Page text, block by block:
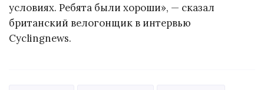
условиях. Ребята были хороши», — сказал
британский велогонщик в интервью
Cyclingnews.